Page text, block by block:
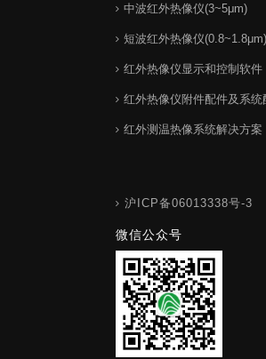
中波红外热像仪(3~5μm)
短波红外热像仪(0.8~1.8μm)
红外热像仪显示和控制软件
红外热像仪附件配件及系统
红外测温热像系统解决方案
沪ICP备06013338号-3
微信公众号